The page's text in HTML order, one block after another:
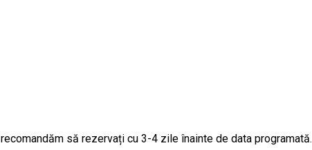
să rezervați cu 3-4 zile înainte de data programată.